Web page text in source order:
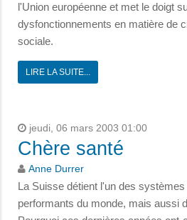
l'Union européenne et met le doigt
dysfonctionnements en matière de
sociale.
LIRE LA SUITE...
jeudi, 06 mars 2003 01:00
Chère santé
Anne Durrer
La Suisse détient l'un des
performants du monde, mais aussi